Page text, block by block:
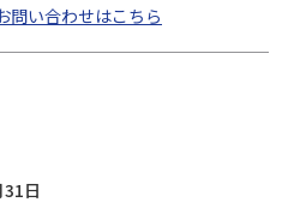
問い合わせはこちら
日